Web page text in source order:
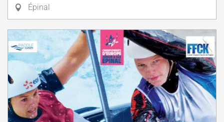
Épinal